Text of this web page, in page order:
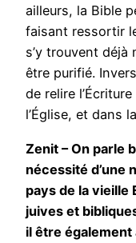
ailleurs, la Bible
faisant ressortir
s’y trouvent déjà
être purifié.
de relire
l’Église, et dans
Zenit – On parle
nécessité d’une
pays de la vieille
juives et
il être